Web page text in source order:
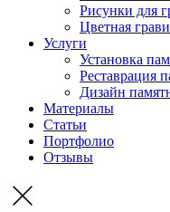
Рисунки для
Цветная
Услуги
Установка
Реставрация
Дизайн
Материалы
Статьи
Портфолио
Отзывы